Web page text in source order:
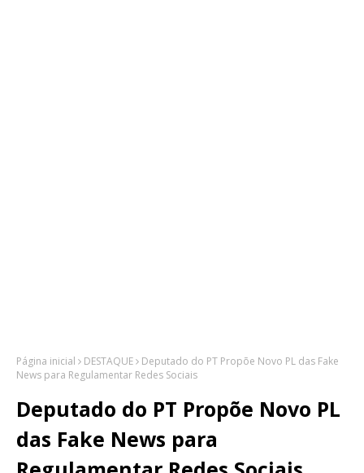
Página inicial DESTAQUE
Deputado do PT Propõe Novo PL das Fake
News para Regulamentar Redes Sociais
Deputado do PT Propõe Novo PL
das Fake News para